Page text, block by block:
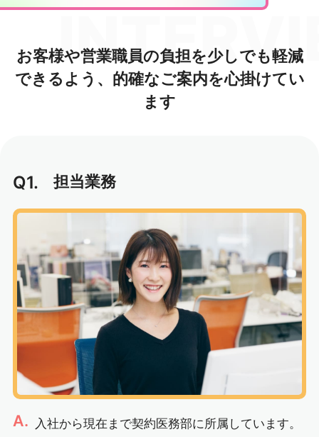
お客様や営業職員の負担を少しでも軽減
できるよう、 的確なご案内を心掛けてい
ます
Q1. 担当業務
A. 入社から現在まで契約医務部に所属しています。